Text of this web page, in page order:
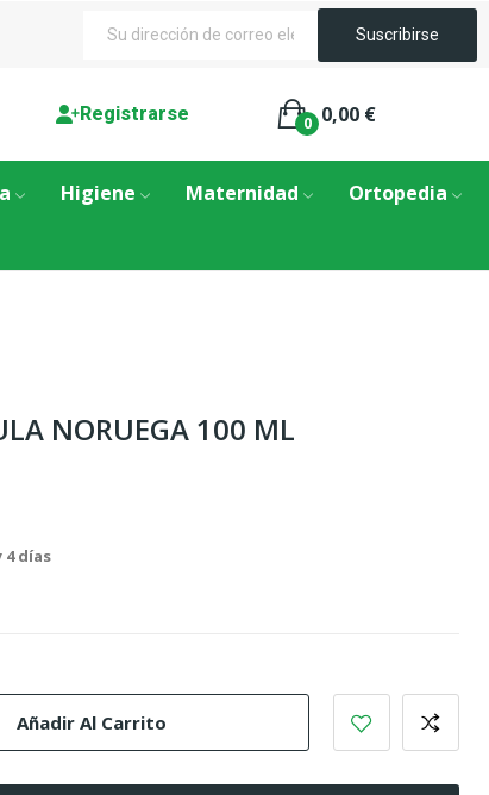
Registrarse 0,00 €
0
Higiene Maternidad
Ortopedia
NORUEGA 100 ML
4 días
Añadir Al Carrito